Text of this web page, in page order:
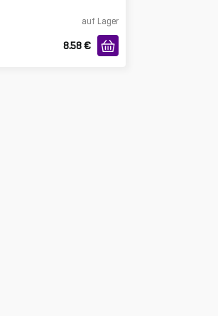
auf Lager
8.58 €